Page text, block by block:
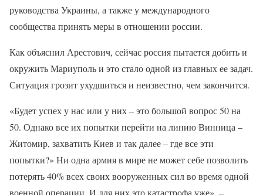
руководства Украины, а также у международного
сообщества принять меры в отношении россии.
Как объяснил Арестович, сейчас россия пытается добить и
окружить Мариуполь и это стало одной из главных ее задач.
Ситуация грозит ухудшиться и неизвестно, чем закончится.
«Будет успех у нас или у них – это большой вопрос 50 на
50. Однако все их попытки перейти на линию Винница –
Житомир, захватить Киев и так далее – где все эти
попытки?» Ни одна армия в мире не может себе позволить
потерять 40% всех своих вооруженных сил во время одной
военной операции. И для них это катастрофа уже», –